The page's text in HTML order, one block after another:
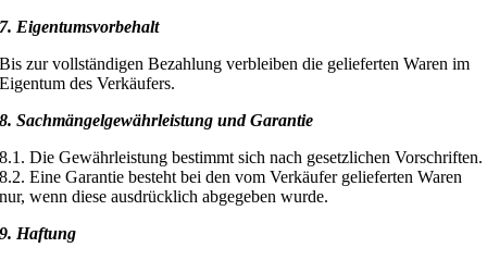
7. Eigentumsvorbehalt
Bis zur vollständigen Bezahlung verbleiben die gelieferten Waren im
Eigentum des Verkäufers.
8. Sachmängelgewährleistung und Garantie
8.1. Die Gewährleistung bestimmt sich nach gesetzlichen Vorschriften.
8.2. Eine Garantie besteht bei den vom Verkäufer gelieferten Waren
nur, wenn diese ausdrücklich abgegeben wurde.
9. Haftung